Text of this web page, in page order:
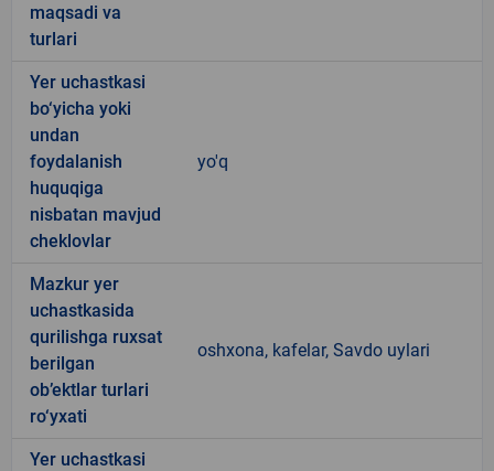
maqsadi va
turlari
Yer uchastkasi
bo‘yicha yoki
undan
foydalanish
huquqiga
nisbatan mavjud
cheklovlar
yo'q
Mazkur yer
uchastkasida
qurilishga ruxsat
berilgan
ob’ektlar turlari
ro‘yxati
oshxona, kafelar, Savdo uylari
Yer uchastkasi